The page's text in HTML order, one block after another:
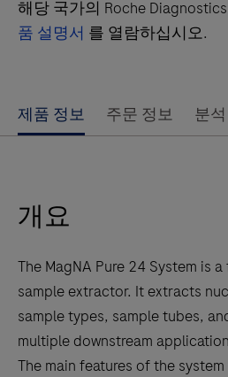
해당 국가의 Roche
품 설명서 를 열람하십시오.
Use
left
arrow
to
scroll
between
the
tabs
제품 정보 주문 정보 분
개요
The MagNA Pure 24 System is
sample extractor. It extracts
sample types, sample tubes,
multiple downstream
The main features of the system